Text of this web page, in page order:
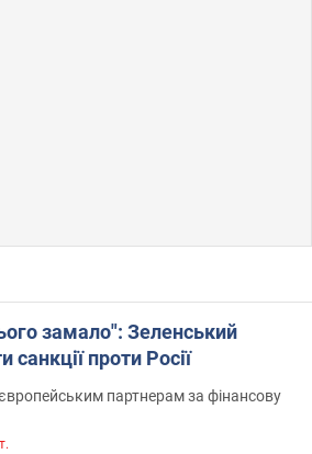
замало": Зеленський
санкції проти Росії
партнерам за фінансову